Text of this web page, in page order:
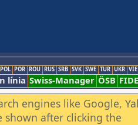
POL POR ROU RUS SRB SVK SWE TUR UKR VIE
línia Swiss-Manager ÖSB FIDE
engines like Google,
shown after clicking the